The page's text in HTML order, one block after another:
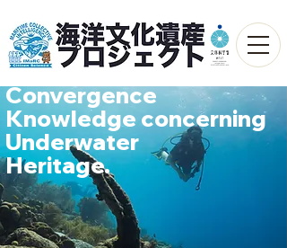
Convergence
Knowledge concerning
Underwater
Heritage.